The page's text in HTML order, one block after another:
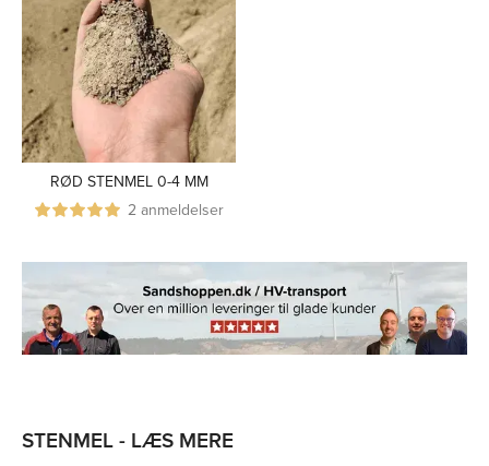
RØD STENMEL 0-4 MM
2 anmeldelser
STENMEL - LÆS MERE